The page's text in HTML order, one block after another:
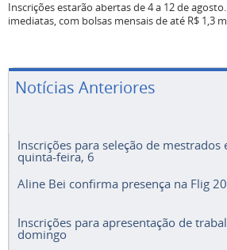
Inscrições estarão abertas de 4 a 12 de
imediatas, com bolsas mensais de até R$ 1,3
Notícias Anteriores
Inscrições para seleção de
quinta-feira, 6
Aline Bei confirma presença na Flig
Inscrições para apresentação de
domingo